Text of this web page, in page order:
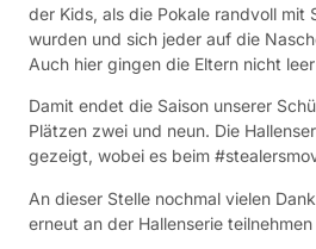
der Kids, als die Pokale randvoll mit
wurden und sich jeder auf die
Auch hier gingen die Eltern nicht
Damit endet die Saison unserer
Plätzen zwei und neun. Die
gezeigt, wobei es beim
An dieser Stelle nochmal vielen
erneut an der Hallenserie